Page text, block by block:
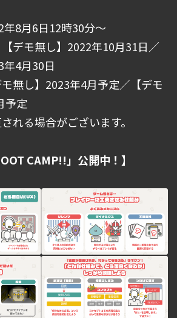
年8月6日12時30分〜
デモ無し】2022年10月31日／
年4月30日
無し】2023年4月予定／【デモ
予定
れる場合がございます。
CAMP!!」公開中！】